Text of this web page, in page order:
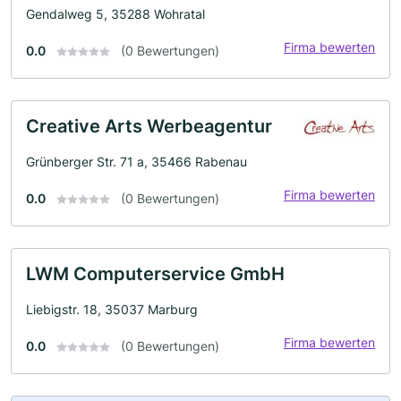
Gendalweg 5, 35288 Wohratal
0.0 (0 Bewertungen) Firma bewerten
Creative Arts Werbeagentur
Grünberger Str. 71 a, 35466 Rabenau
0.0 (0 Bewertungen) Firma bewerten
LWM Computerservice GmbH
Liebigstr. 18, 35037 Marburg
0.0 (0 Bewertungen) Firma bewerten